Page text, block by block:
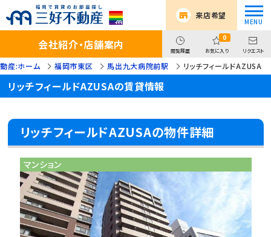
来店希望
会社紹介・店舗案内 閲覧履歴
0
お気に入り リクエスト
産:ホーム 福岡市東区 馬出九大病院前駅 リッチフィールドAZUSA
リッチフィールドAZUSAの賃貸情報
リッチフィールドAZUSAの物件詳細
マンション